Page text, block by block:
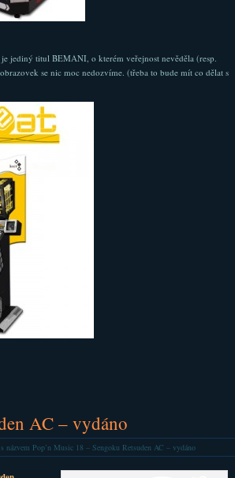
jediný titul BEMANI, o kterém veřejnost nevěděla (resp.
se nic moc nedozvíme. (třeba to bude mít co dělat s
AC – vydáno
názvem Pop’n Music 18 – Sengoku Retsuden AC – vydáno